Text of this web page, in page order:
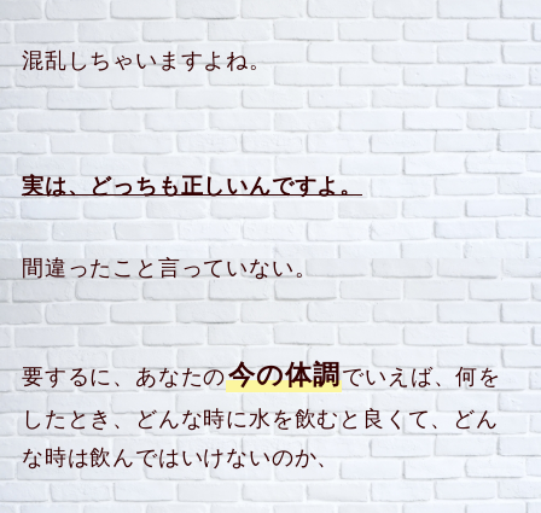
混乱しちゃいますよね。
実は、どっちも正しいんですよ。
間違ったこと言っていない。
要するに、あなたの今の体調でいえば、何を
したとき、どんな時に水を飲むと良くて、どん
な時は飲んではいけないのか、